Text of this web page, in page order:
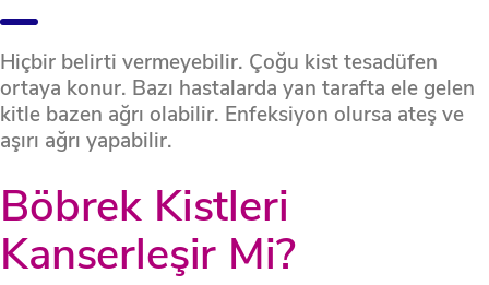
Hiçbir belirti vermeyebilir. Çoğu kist tesadüfen
ortaya konur. Bazı hastalarda yan tarafta ele gelen
kitle bazen ağrı olabilir. Enfeksiyon olursa ateş ve
aşırı ağrı yapabilir.
Böbrek Kistleri
Kanserleşir Mi?